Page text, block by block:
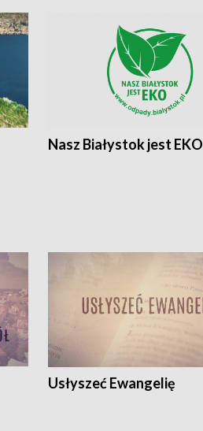
Nasz Białystok jest EKO
Usłyszeć Ewangelię